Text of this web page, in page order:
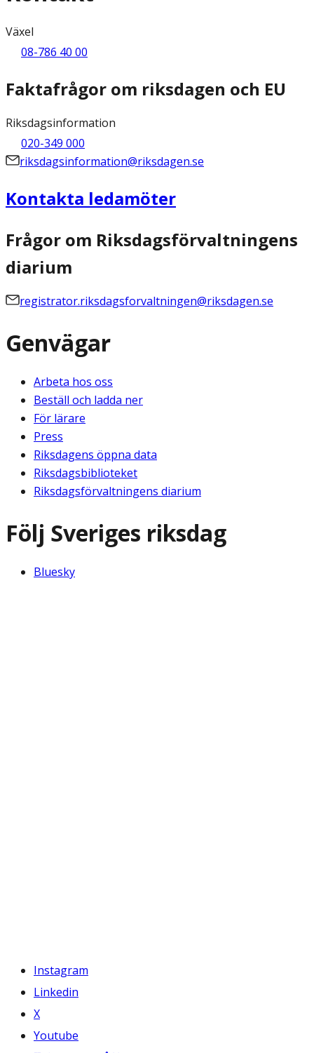
Växel
08-786 40 00
Faktafrågor om riksdagen och EU
Riksdagsinformation
020-349 000
riksdagsinformation@riksdagen.se
Kontakta ledamöter
Frågor om Riksdagsförvaltningens
diarium
registrator.riksdagsforvaltningen@riksdagen.se
Genvägar
Arbeta hos oss
Beställ och ladda ner
För lärare
Press
Riksdagens öppna data
Riksdagsbiblioteket
Riksdagsförvaltningens diarium
Följ Sveriges riksdag
Bluesky
Instagram
Linkedin
X
Youtube